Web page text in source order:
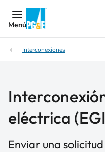
Menú
Interconexiones
eléctrica
Enviar una